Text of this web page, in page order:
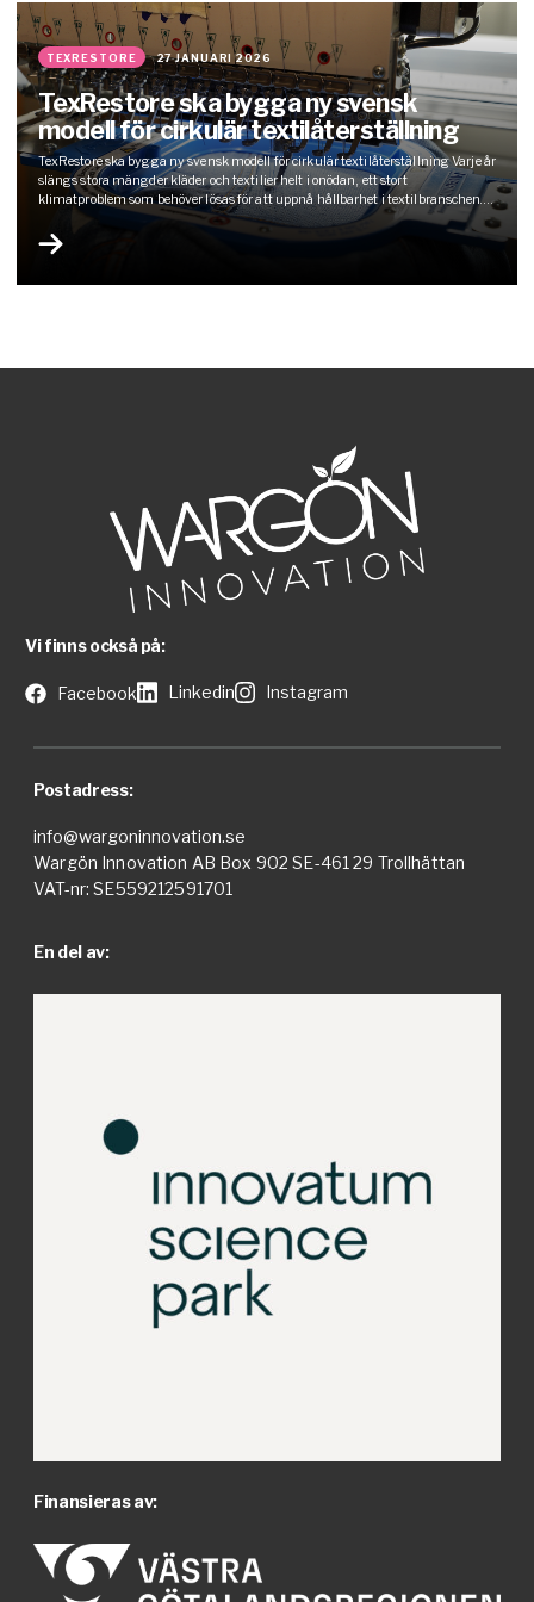
TEXRESTORE 27 JANUARI 2026
TexRestore ska bygga ny svensk
modell för cirkulär textilåterställning
TexRestore ska bygga ny svensk modell för cirkulär textilåterställning Varje år
slängs stora mängder kläder och textilier helt i onödan, ett stort
klimatproblem som behöver lösas för att uppnå hållbarhet i textilbranschen.
Med projektet TexRestore vill svenska aktörer visa vägen mot en mer cirkulär
textilindustri. Genom smart teknik, digitala lösningar och gemensamma
återställningshubbar ska projektet…
Vi finns också på:
Facebook Linkedin Instagram
Postadress:
info@wargoninnovation.se
Wargön Innovation AB Box 902 SE-461 29 Trollhättan
VAT-nr: SE559212591701
En del av:
Finansieras av: